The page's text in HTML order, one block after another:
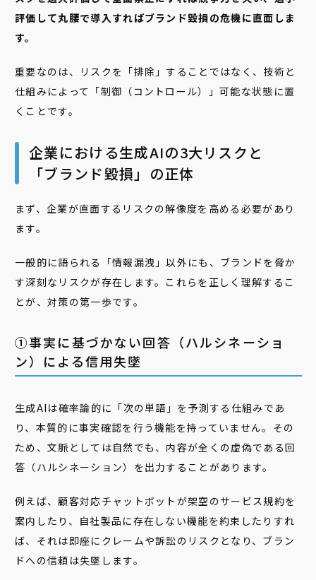
評価して丸腰で導入すればブランド毀損の危機に直面しま
す。
重要なのは、リスクを「排除」することではなく、技術と
仕組みによって「制御（コントロール）」可能な状態に置
くことです。
企業における生成AIの3大リスクと
「ブランド毀損」の正体
まず、企業が直面するリスクの解像度を高める必要があり
ます。
一般的に語られる「情報漏洩」以外にも、ブランドを脅か
す深刻なリスクが存在します。これらを正しく理解するこ
とが、対策の第一歩です。
①事実に基づかない回答（ハルシネーショ
ン）による信用失墜
生成AIは確率論的に「次の単語」を予測する仕組みであ
り、本質的に事実確認を行う機能を持っていません。その
ため、文脈としては自然でも、内容が全くの虚偽である回
答（ハルシネーション）を出力することがあります。
例えば、顧客対応チャットボットが架空のサービス規約を
案内したり、自社製品に存在しない機能を約束したりすれ
ば、それは即座にクレームや訴訟のリスクとなり、ブラン
ドへの信頼は失墜します。